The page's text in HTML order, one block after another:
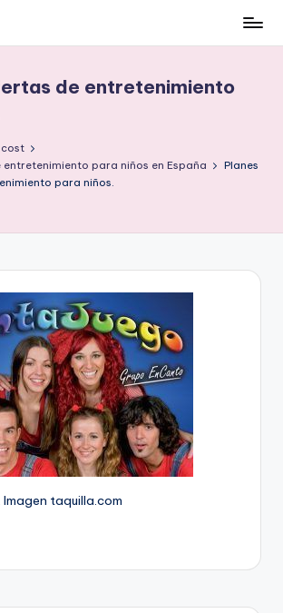
de entretenimiento
para niños en España
Planes
para niños.
taquilla.com